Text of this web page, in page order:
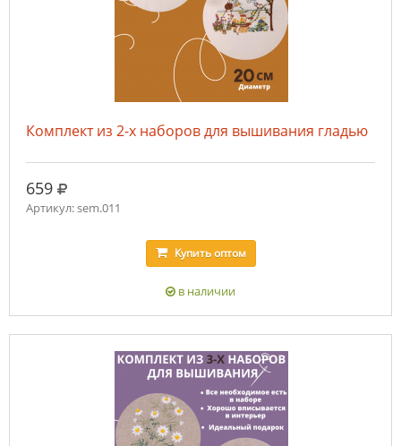
Комплект из 2-х наборов для вышивания гладью
659 руб.
Артикул: sem.011
Купитьоптом
в наличии